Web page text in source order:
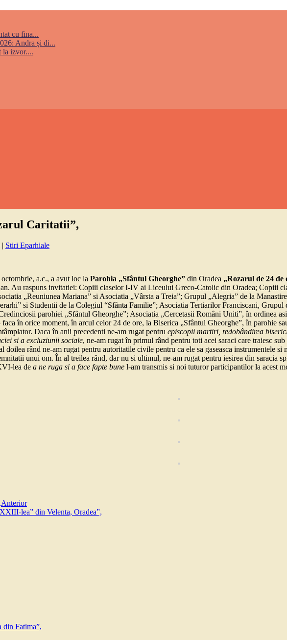
cu fina...
Andra și di...
la izvor....
Caritatii”,
| Stiri Eparhiale
a.c., a avut loc la Parohia „Sfântul Gheorghe” din Oradea „Rozarul de 24 de
an. Au raspuns invitatiei: Copiii claselor I-IV ai Liceului Greco-Catolic din Oradea; Copiii
„Reuniunea Mariana” si Asociatia „Vârsta a Treia”; Grupul „Alegria” de la
si Studentii de la Colegiul “Sfânta Familie”; Asociatia Tertiarilor Franciscani,
parohiei „Sfântul Gheorghe”; Asociatia „Cercetasii Români Uniti”, în ordinea
în orice moment, în arcul celor 24 de ore, la Biserica „Sfântul Gheorghe”, în parohie
Daca în anii precedenti ne-am rugat pentru episcopii martiri, redobândirea
si a excluziunii sociale, ne-am rugat în primul rând pentru toti acei saraci care traiesc
rând ne-am rugat pentru autoritatile civile pentru ca ele sa gaseasca instrumentele si
unui om. În al treilea rând, dar nu si ultimul, ne-am rugat pentru iesirea din saracia
lea de a ne ruga si a face fapte bune l-am transmis si noi tuturor participantilor la acest
Anterior
lea” din Velenta, Oradea”,